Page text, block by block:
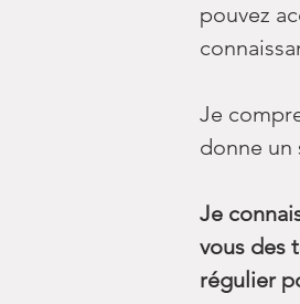
pouvez
Je
donne un
Je
vous des
régulier